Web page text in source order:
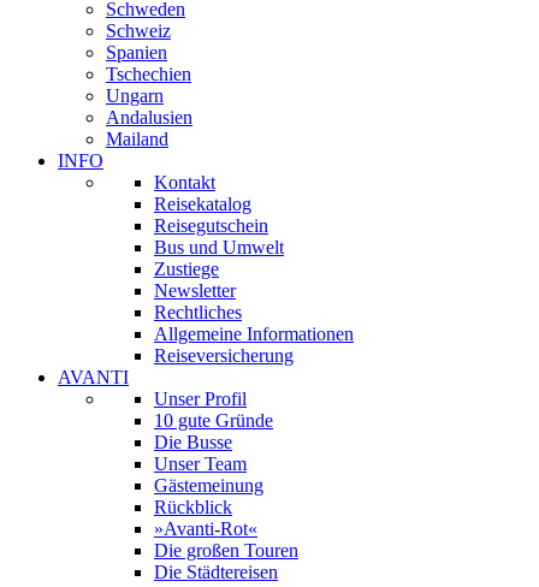
Schweden
Schweiz
Spanien
Tschechien
Ungarn
Andalusien
Mailand
INFO
Kontakt
Reisekatalog
Reisegutschein
Bus und Umwelt
Zustiege
Newsletter
Rechtliches
Allgemeine Informationen
Reiseversicherung
AVANTI
Unser Profil
10 gute Gründe
Die Busse
Unser Team
Gästemeinung
Rückblick
»Avanti-Rot«
Die großen Touren
Die Städtereisen